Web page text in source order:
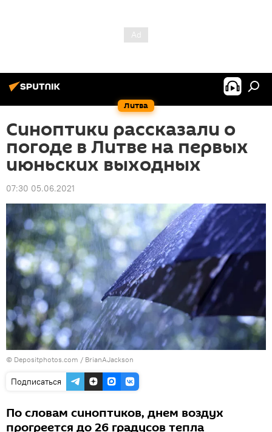
Литва
Синоптики рассказали о
погоде в Литве на первых
июньских выходных
07:30 05.06.2021
© Depositphotos.com / BrianAJackson
Подписаться
По словам синоптиков, днем воздух
прогреется до 26 градусов тепла